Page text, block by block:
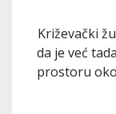
Križevački
da je već
prostoru